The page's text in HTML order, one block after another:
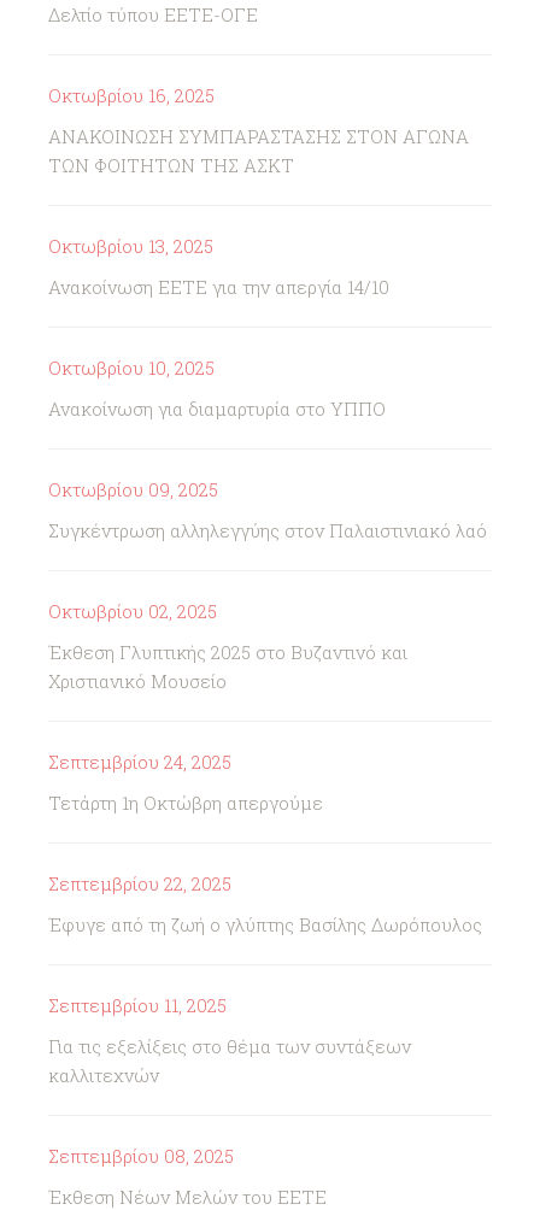
Δελτίο τύπου ΕΕΤΕ-ΟΓΕ
Οκτωβρίου 16, 2025
ΑΝΑΚΟΙΝΩΣΗ ΣΥΜΠΑΡΑΣΤΑΣΗΣ ΣΤΟΝ ΑΓΩΝΑ
ΤΩΝ ΦΟΙΤΗΤΩΝ ΤΗΣ ΑΣΚΤ
Οκτωβρίου 13, 2025
Ανακοίνωση ΕΕΤΕ για την απεργία 14/10
Οκτωβρίου 10, 2025
Ανακοίνωση για διαμαρτυρία στο ΥΠΠΟ
Οκτωβρίου 09, 2025
Συγκέντρωση αλληλεγγύης στον Παλαιστινιακό λαό
Οκτωβρίου 02, 2025
Έκθεση Γλυπτικής 2025 στο Βυζαντινό και
Χριστιανικό Μουσείο
Σεπτεμβρίου 24, 2025
Τετάρτη 1η Οκτώβρη απεργούμε
Σεπτεμβρίου 22, 2025
Έφυγε από τη ζωή ο γλύπτης Βασίλης Δωρόπουλος
Σεπτεμβρίου 11, 2025
Για τις εξελίξεις στο θέμα των συντάξεων
καλλιτεχνών
Σεπτεμβρίου 08, 2025
Έκθεση Νέων Μελών του ΕΕΤΕ